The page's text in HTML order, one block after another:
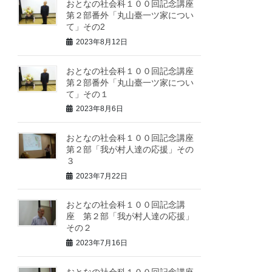
おとなの社会科１００回記念講座
第２部番外「丸山臺一ツ家につい
て」その2
2023年8月12日
おとなの社会科１００回記念講座
第２部番外「丸山臺一ツ家につい
て」その１
2023年8月6日
おとなの社会科１００回記念講座
第２部「我が村人達の応援」その
３
2023年7月22日
おとなの社会科１００回記念講
座 第２部「我が村人達の応援」
その２
2023年7月16日